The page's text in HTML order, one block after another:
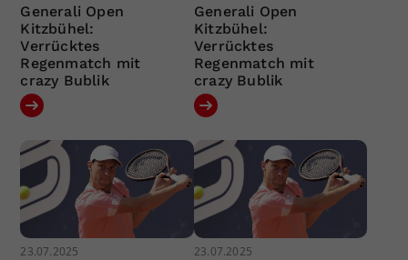
Generali Open
Kitzbühel:
Verrücktes
Regenmatch mit
crazy Bublik
Generali Open
Kitzbühel:
Verrücktes
Regenmatch mit
crazy Bublik
23.07.2025 23.07.2025